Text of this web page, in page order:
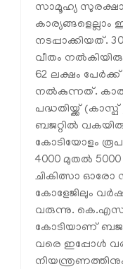
സാമൂഹ്യ
നടപ്പാക്കിയത്.
വീതം
62 ലക്ഷം
നൽകുന്നത്.
പദ്ധതിയ്ക്ക്
ബജറ്റിൽ
കോടിയോളം
4000 മുതൽ
ചികിത്സാ ഓരോ
കോളേജിലും
വരുന്നു.
കോടിയാണ്
വരെ ഇപ്പോൾ